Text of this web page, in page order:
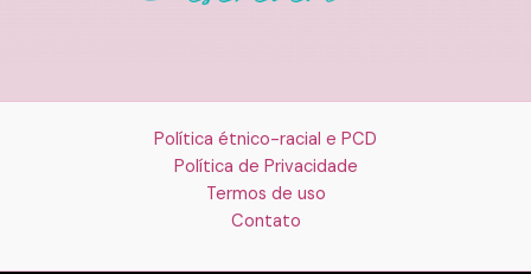
Política étnico-racial e PCD
Política de Privacidade
Termos de uso
Contato